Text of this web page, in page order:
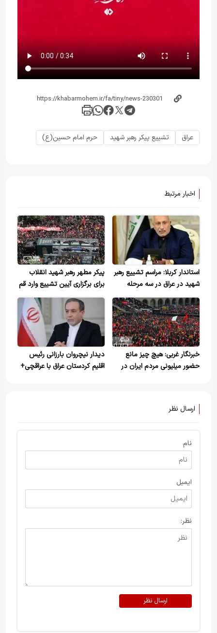
عراق تشییع پیکر رهبر شهید حرم امام حسین(ع)
اخبار مرتبط
استاندار کربلا: مراسم تشییع رهبر
شهید در عراق در سه مرحله
برگزار می‌شود/چهارشنبه تعطیل
رسمی است
پیکر مطهر رهبر شهید انقلاب
برای برگزاری آیین تشییع وارد قم
شد+ ویدیو
خبرنگار غربی: هیچ چیز مانع
حضور میلیونی مردم ایران در
دیدار نیچروان بارزانی رئیس
اقلیم کردستان عراق با عراقچی+
ارسال نظر
نام
ایمیل
نظر:
ارسال نظر